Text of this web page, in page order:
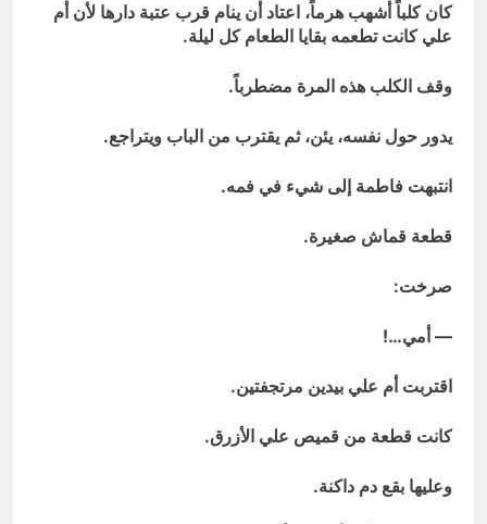
كان كلباً أشهب هرماً، اعتاد أن ينام قرب عتبة دارها لأن أم
علي كانت تطعمه بقايا الطعام كل ليلة.
وقف الكلب هذه المرة مضطرباً.
يدور حول نفسه، يئن، ثم يقترب من الباب ويتراجع.
انتبهت فاطمة إلى شيء في فمه.
قطعة قماش صغيرة.
صرخت:
— أمي…!
اقتربت أم علي بيدين مرتجفتين.
كانت قطعة من قميص علي الأزرق.
وعليها بقع دم داكنة.